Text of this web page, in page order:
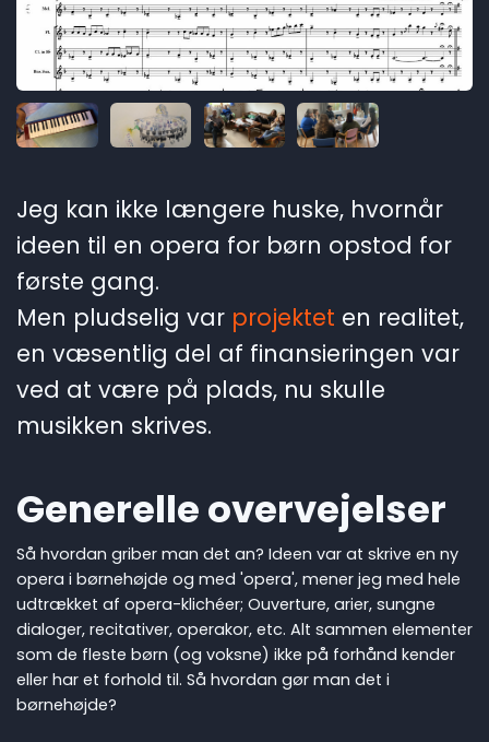
Jeg kan ikke længere huske, hvornår
ideen til en opera for børn opstod for
første gang.
Men pludselig var projektet en realitet,
en væsentlig del af finansieringen var
ved at være på plads, nu skulle
musikken skrives.
Generelle overvejelser
Så hvordan griber man det an? Ideen var at skrive en ny
opera i børnehøjde og med 'opera', mener jeg med hele
udtrækket af opera-klichéer; Ouverture, arier, sungne
dialoger, recitativer, operakor, etc. Alt sammen elementer
som de fleste børn (og voksne) ikke på forhånd kender
eller har et forhold til. Så hvordan gør man det i
børnehøjde?